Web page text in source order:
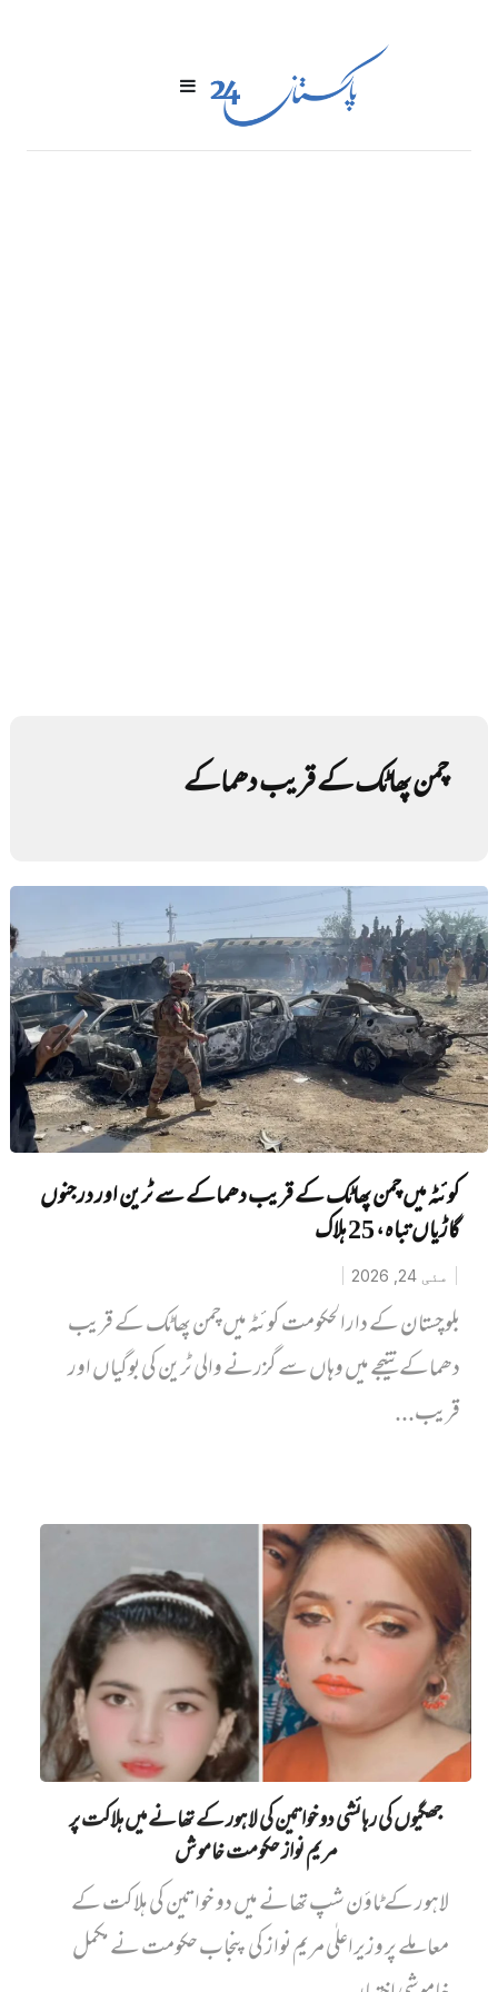
چمن پھاٹک کے قریب دھماکے
کوئٹہ میں‌ چمن پھاٹک کے قریب دھماکے سے ٹرین اور درجنوں
گاڑیاں تباہ، 25 ہلاک
مئی 24, 2026
بلوچستان کے دارالحکومت کوئٹہ میں چمن پھاٹک کے قریب
دھماکے نتیجے میں وہاں سے گزرنے والی ٹرین کی بوگیاں اور
قریب...
جھگیوں کی رہائشی دو خواتین کی لاہور کے تھانے میں‌ ہلاکت پر
مریم نواز حکومت خاموش
لاہور کے ٹاؤن شپ تھانے میں دو خواتین کی ہلاکت کے
معاملے پر وزیراعلٰی مریم نواز کی پنجاب حکومت نے مکمل